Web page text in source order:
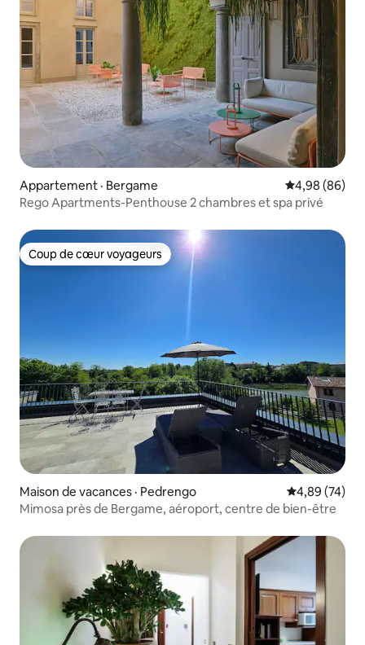
Appartement · Bergame Note
4,98 (86)
Rego Apartments-Penthouse 2 chambres et spa privé
Coup de cœur voyageurs
Coup de cœur voyageurs
Maison de vacances · Pedrengo Note
4,89 (74)
Mimosa près de Bergame, aéroport, centre de bien-être